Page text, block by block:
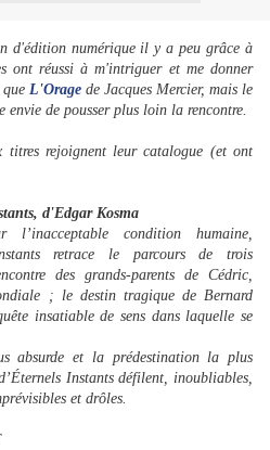
d'édition numérique il y a peu grâce à
ont réussi à m'intriguer et me donner
L'Oragede Jacques Mercier, mais le
envie de pousser plus loin la rencontre.
rejoignent leur catalogue (et ont
d'Edgar Kosma
l’inacceptable condition humaine,
retrace le parcours de trois
des grands-parents de Cédric,
; le destin tragique de Bernard
insatiable de sens dans laquelle se
absurde et la prédestination la plus
Instants défilent, inoubliables,
et drôles.